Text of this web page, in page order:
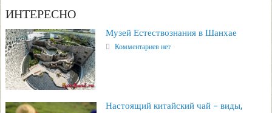
ИНТЕРЕСНО
Музей Естествознания в Шанхае
Комментариев нет
Настоящий китайский чай – виды,